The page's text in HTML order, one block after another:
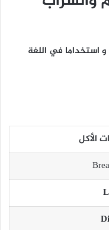
و استخداما في اللغة
الأكل